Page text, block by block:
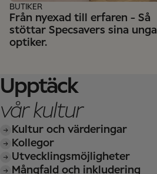
Från nyexad till erfaren - Så
stöttar Specsavers sina unga
optiker.
BUTIKER
Upptäck
vår kultur
Kultur och värderingar
Kollegor
Utvecklingsmöjligheter
Mångfald och inkludering